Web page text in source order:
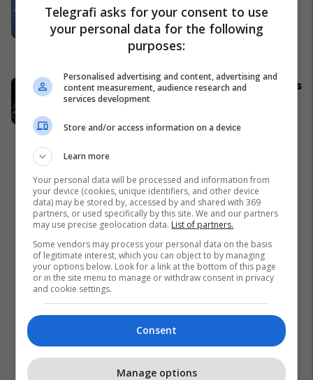
Jabllanicë trishtoi mbarë popullin,
njëri prej tyre ishte djali i një polici
kufitar
Kosovë 02/02/2025
Prokuroria nis hetimet pas shembjes
së objektit në Jabllanicë që ka
Kosovë 02/02/2025
1
Telegrafi asks for your consent to use
your personal data for the following
purposes:
Personalised advertising and content, advertising and
content measurement, audience research and
services development
Store and/or access information on a device
Learn more
Your personal data will be processed and information from
your device (cookies, unique identifiers, and other device
data) may be stored by, accessed by and shared with 369
partners, or used specifically by this site. We and our partners
may use precise geolocation data. List of partners.
Some vendors may process your personal data on the basis
of legitimate interest, which you can object to by managing
your options below. Look for a link at the bottom of this page
or in the site menu to manage or withdraw consent in privacy
and cookie settings.
Consent
Manage options